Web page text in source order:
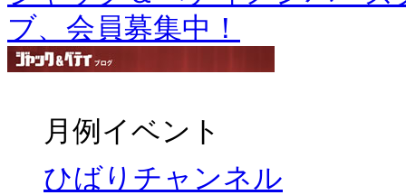
月例イベント
ひばりチャンネル